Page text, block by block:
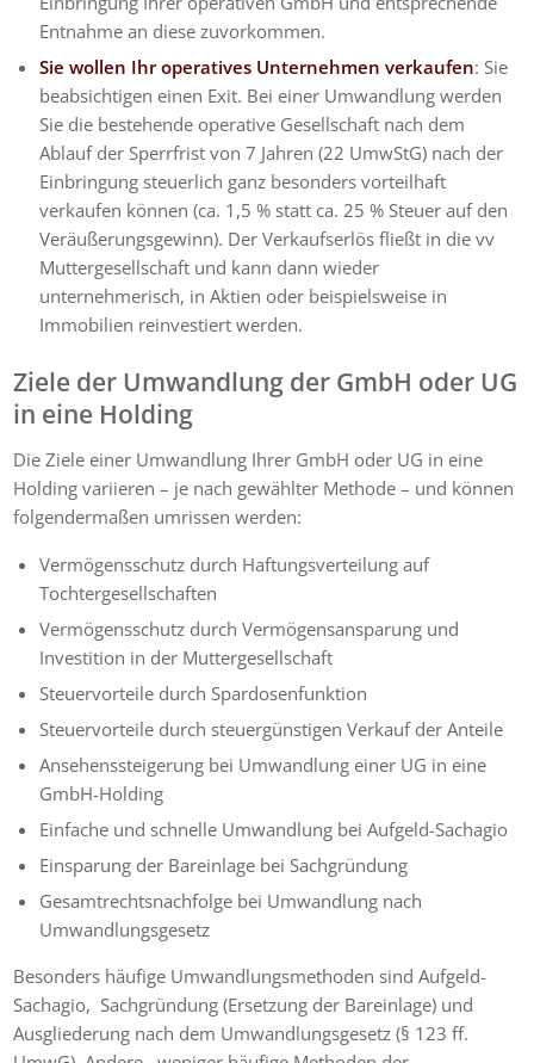
Entnahme an diese zuvorkommen.
Sie wollen Ihr operatives Unternehmen verkaufen: Sie
beabsichtigen einen Exit. Bei einer Umwandlung werden
Sie die bestehende operative Gesellschaft nach dem
Ablauf der Sperrfrist von 7 Jahren (22 UmwStG) nach der
Einbringung steuerlich ganz besonders vorteilhaft
verkaufen können (ca. 1,5 % statt ca. 25 % Steuer auf den
Veräußerungsgewinn). Der Verkaufserlös fließt in die vv
Muttergesellschaft und kann dann wieder
unternehmerisch, in Aktien oder beispielsweise in
Immobilien reinvestiert werden.
Ziele der Umwandlung der GmbH oder UG
in eine Holding
Die Ziele einer Umwandlung Ihrer GmbH oder UG in eine
Holding variieren – je nach gewählter Methode – und können
folgendermaßen umrissen werden:
Vermögensschutz durch Haftungsverteilung auf
Tochtergesellschaften
Vermögensschutz durch Vermögensansparung und
Investition in der Muttergesellschaft
Steuervorteile durch Spardosenfunktion
Steuervorteile durch steuergünstigen Verkauf der Anteile
Ansehenssteigerung bei Umwandlung einer UG in eine
GmbH-Holding
Einfache und schnelle Umwandlung bei Aufgeld-Sachagio
Einsparung der Bareinlage bei Sachgründung
Gesamtrechtsnachfolge bei Umwandlung nach
Umwandlungsgesetz
Besonders häufige Umwandlungsmethoden sind Aufgeld-
Sachagio, Sachgründung (Ersetzung der Bareinlage) und
Ausgliederung nach dem Umwandlungsgesetz (§ 123 ff.